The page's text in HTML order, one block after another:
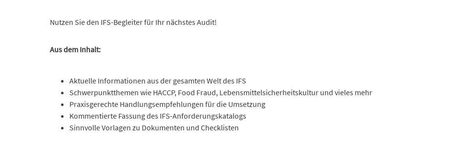
Nutzen Sie den IFS-Begleiter für Ihr nächstes Audit!
Aus dem Inhalt:
Aktuelle Informationen aus der gesamten Welt des IFS
Schwerpunktthemen wie HACCP, Food Fraud, Lebensmittelsicherheitskultur und vieles mehr
Praxisgerechte Handlungsempfehlungen für die Umsetzung
Kommentierte Fassung des IFS-Anforderungskatalogs
Sinnvolle Vorlagen zu Dokumenten und Checklisten